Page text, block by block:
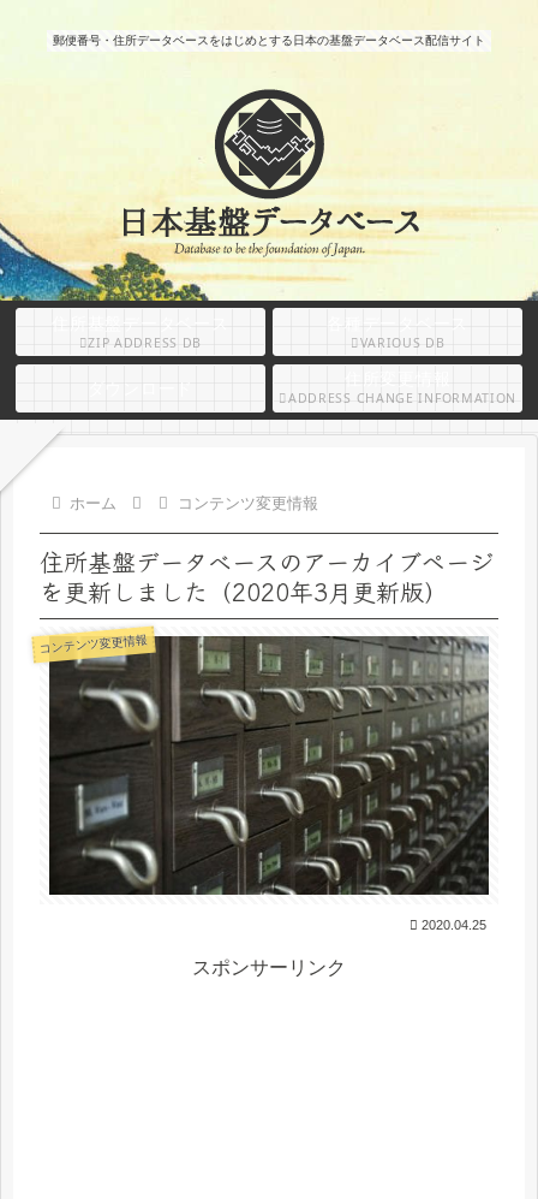
郵便番号・住所データベースをはじめとする日本の基盤データベース配信サイト
住所基盤データベース
ZIP ADDRESS DB VARIOUS DB
ADDRESS CHANGE INFORMATION
ホーム コンテンツ変更情報
住所基盤データベースのアーカイブページ
を更新しました（2020年3月更新版）
コンテンツ変更情報
2020.04.25
スポンサーリンク